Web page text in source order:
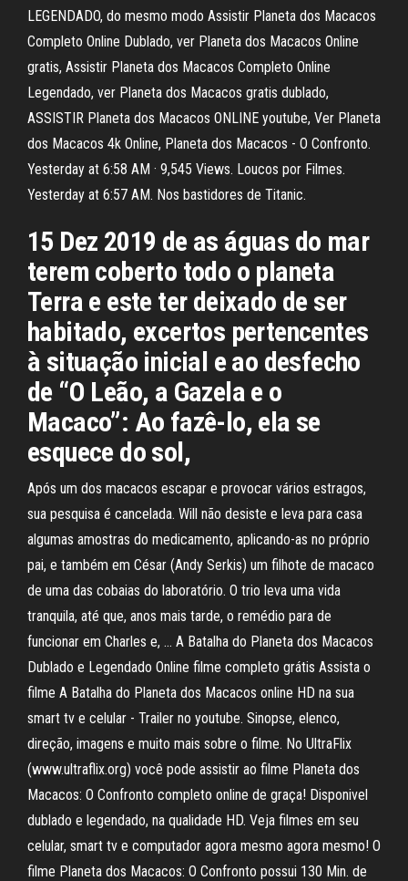
LEGENDADO, do mesmo modo Assistir Planeta dos Macacos
Completo Online Dublado, ver Planeta dos Macacos Online
gratis, Assistir Planeta dos Macacos Completo Online
Legendado, ver Planeta dos Macacos gratis dublado,
ASSISTIR Planeta dos Macacos ONLINE youtube, Ver Planeta
dos Macacos 4k Online, Planeta dos Macacos - O Confronto.
Yesterday at 6:58 AM · 9,545 Views. Loucos por Filmes.
Yesterday at 6:57 AM. Nos bastidores de Titanic.
15 Dez 2019 de as águas do mar
terem coberto todo o planeta
Terra e este ter deixado de ser
habitado, excertos pertencentes
à situação inicial e ao desfecho
de “O Leão, a Gazela e o
Macaco”: Ao fazê-lo, ela se
esquece do sol,
Após um dos macacos escapar e provocar vários estragos,
sua pesquisa é cancelada. Will não desiste e leva para casa
algumas amostras do medicamento, aplicando-as no próprio
pai, e também em César (Andy Serkis) um filhote de macaco
de uma das cobaias do laboratório. O trio leva uma vida
tranquila, até que, anos mais tarde, o remédio para de
funcionar em Charles e, … A Batalha do Planeta dos Macacos
Dublado e Legendado Online filme completo grátis Assista o
filme A Batalha do Planeta dos Macacos online HD na sua
smart tv e celular - Trailer no youtube. Sinopse, elenco,
direção, imagens e muito mais sobre o filme. No UltraFlix
(www.ultraflix.org) você pode assistir ao filme Planeta dos
Macacos: O Confronto completo online de graça! Disponivel
dublado e legendado, na qualidade HD. Veja filmes em seu
celular, smart tv e computador agora mesmo agora mesmo! O
filme Planeta dos Macacos: O Confronto possui 130 Min. de